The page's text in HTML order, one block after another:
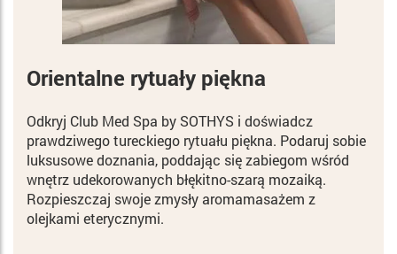
Orientalne rytuały piękna
Odkryj Club Med Spa by SOTHYS i doświadcz
prawdziwego tureckiego rytuału piękna. Podaruj sobie
luksusowe doznania, poddając się zabiegom wśród
wnętrz udekorowanych błękitno-szarą mozaiką.
Rozpieszczaj swoje zmysły aromamasażem z
olejkami eterycznymi.